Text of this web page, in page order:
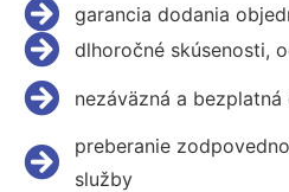
garancia dodania
dlhoročné skúsenosti,
nezáväzná a
preberanie
služby